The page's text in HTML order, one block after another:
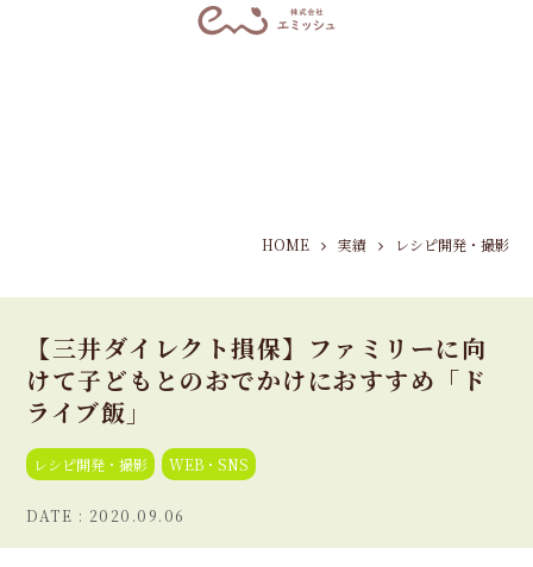
HOME 実績 レシピ開発・撮影
【三井ダイレクト損保】ファミリーに向
けて子どもとのおでかけにおすすめ「ド
ライブ飯」
レシピ開発・撮影 WEB・SNS
2020.09.06